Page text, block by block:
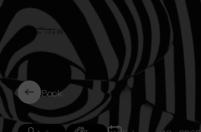
Back